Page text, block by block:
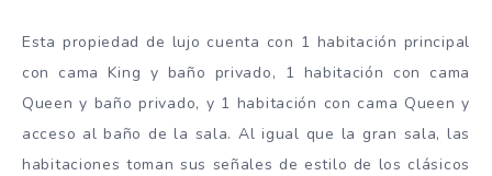
Esta propiedad de lujo cuenta con 1 habitación principal
con cama King y baño privado, 1 habitación con cama
Queen y baño privado, y 1 habitación con cama Queen y
acceso al baño de la sala. Al igual que la gran sala, las
habitaciones toman sus señales de estilo de los clásicos